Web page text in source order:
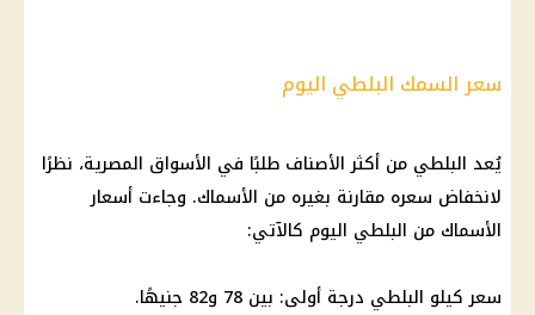
سعر السمك البلطي اليوم
يُعد البلطي من أكثر الأصناف طلبًا في الأسواق المصرية، نظرًا
لانخفاض سعره مقارنة بغيره من الأسماك. وجاءت أسعار
الأسماك من البلطي اليوم كالآتي:
سعر كيلو البلطي درجة أولى: بين 78 و82 جنيهًا.